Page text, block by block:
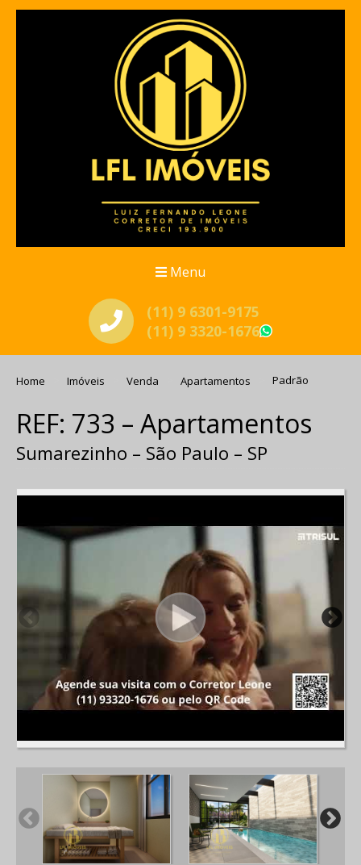
Menu
(11) 9 6301-9175
(11) 9 3320-1676
Home Imóveis Venda Apartamentos Padrão
REF: 733 – Apartamentos
Sumarezinho – São Paulo – SP